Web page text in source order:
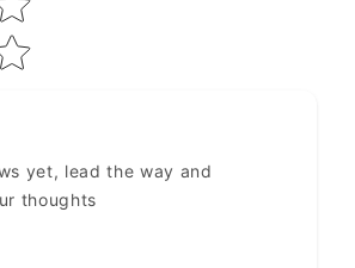
yet, lead the way and
thoughts